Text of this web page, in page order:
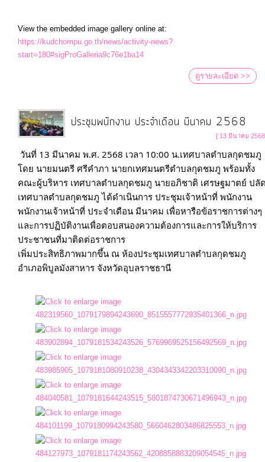
View the embedded image gallery online at:
https://kudchompu.go.th/news/activity-news?
start=180#sigProGalleria9c76e1ba14
ดูรายละเอียด >>
ประชุมพนักงาน ประจำเดือน มีนาคม 2568
[ 13 มีนาคม
วันที่ 13 มีนาคม พ.ศ. 2568 เวลา 10:00 น.เทศบาลตำบลกุดชมภู
โดย นายมนตรี ศรีคำภา นายกเทศมนตรีตำบลกุดชมภู พร้อมทั้ง
คณะผู้บริหาร เทศบาลตำบลกุดชมภู นายอภิชาติ เศรษฐมาตย์ ปลั
เทศบาลตำบลกุดชมภู ได้ดำเนินการ ประชุมเจ้าหน้าที่ พนักงาน
พนักงานเจ้าหน้าที่ ประจำเดือน มีนาคม เพื่อหารือข้อราชการต่างๆ
และการปฏิบัติงานเพื่อตอบสนองความต้องการและการให้บริการ
ประชาชนที่มาติดต่อราชการ
เพิ่มประสิทธิภาพมากขึ้น ณ ห้องประชุมเทศบาลตำบลกุดชมภู
อำเภอพิบูลมังสาหาร จังหวัดอุบลราชธานี